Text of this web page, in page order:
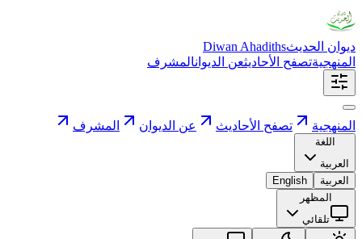
ديوان الحديثDiwan Ahadiths
المنهجيةتصفح الأحاديثعن الديوانالمشرف
المنهجية تصفح الأحاديث عن الديوان المشرف
اللغة
العربية
العربية
English
المظهر
تلقائي